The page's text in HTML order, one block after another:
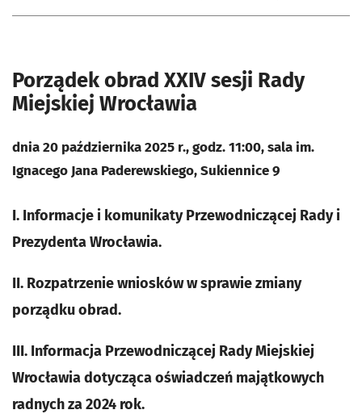
Porządek obrad XXIV sesji Rady
Miejskiej Wrocławia
dnia 20 października 2025 r., godz. 11:00, sala im.
Ignacego Jana Paderewskiego, Sukiennice 9
I. Informacje i komunikaty Przewodniczącej Rady i
Prezydenta Wrocławia.
II. Rozpatrzenie wniosków w sprawie zmiany
porządku obrad.
III. Informacja Przewodniczącej Rady Miejskiej
Wrocławia dotycząca oświadczeń majątkowych
radnych za 2024 rok.